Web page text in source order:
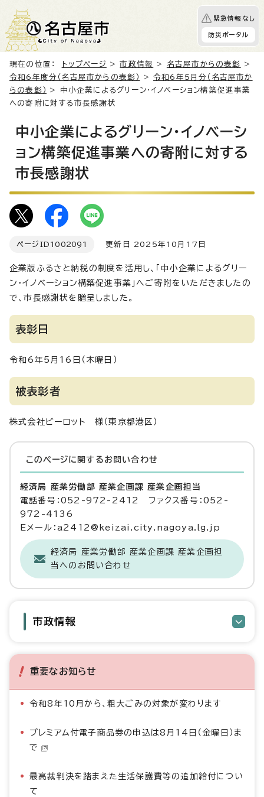
緊急情報なし
防災ポータル
現在の位置： トップページ >市政情報 > 名古屋市からの表彰
>
令和6年度分（名古屋市からの表彰）
>令和6年5月分（名古屋市か
らの表彰）
> 中小企業によるグリーン・イノベーション構築促進事業
への寄附に対する市長感謝状
中小企業によるグリーン・イノベーシ
ョン構築促進事業への寄附に対する
市長感謝状
ページID 1002091 更新日 2025年10月17日
企業版ふるさと納税の制度を活用し、「中小企業によるグリー
ン・イノベーション構築促進事業」へご寄附をいただきましたの
で、市長感謝状を贈呈しました。
表彰日
令和6年5月16日（木曜日）
被表彰者
株式会社ビーロット 様（東京都港区）
このページに関する お問い合わせ
経済局 産業労働部 産業企画課 産業企画担当
電話番号：052-972-2412 ファクス番号：052-
972-4136
Eメール：a2412@keizai.city.nagoya.lg.jp
経済局 産業労働部 産業企画課 産業企画担
当へのお問い合わせ
市政情報
重要なお知らせ
令和8年10月から、粗大ごみの対象が変わります
プレミアム付電子商品券の申込は8月14日（金曜日）ま
で
最高裁判決を踏まえた生活保護費等の追加給付につい
て